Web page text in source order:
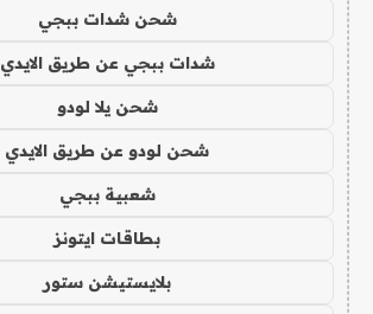
شحن شدات ببجي
شدات ببجي عن طريق الايدي
شحن يلا لودو
شحن لودو عن طريق الايدي
شعبية ببجي
بطاقات ايتونز
بلايستيشن ستور